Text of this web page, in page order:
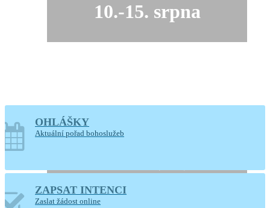
10.-15. srpna
soboty o prázdninách
14-17.30 hodin
Otevřený kostel
OHLÁŠKY
Aktuální pořad bohoslužeb
ZAPSAT INTENCI
Zaslat žádost online